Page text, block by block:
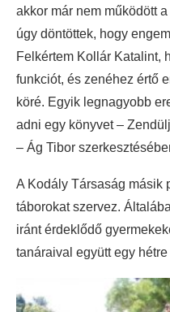
akkor már nem működött
úgy döntöttek, hogy
Felkértem Kollár Katalint,
funkciót, és zenéhez értő
köré. Egyik legnagyobb
adni egy könyvet –
– Ág Tibor
A Kodály Társaság másik
táborokat szervez.
iránt érdeklődő
tanáraival együtt egy